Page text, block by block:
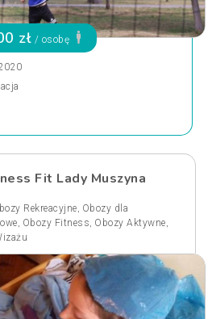
zł / osobę
Fit Lady Muszyna
Rekreacyjne, Obozy dla
, Obozy Fitness, Obozy Aktywne,